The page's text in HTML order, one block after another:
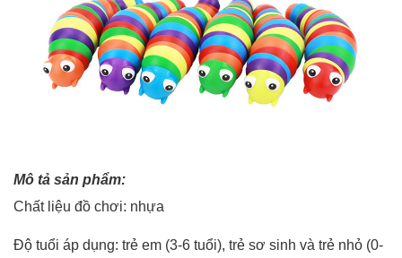
Mô tả sản phẩm:
Chất liệu đồ chơi: nhựa
Độ tuổi áp dụng: trẻ em (3-6 tuổi), trẻ sơ sinh và trẻ nhỏ (0-